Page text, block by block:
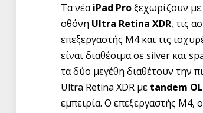
Τα νέαiPad Proξεχωρίζουν με
οθόνη Ultra Retina XDR, τις
επεξεργαστής Μ4 και τις
είναι διαθέσιμα σε silver και
τα δύο μεγέθη διαθέτουν την
Ultra Retina XDR με tandem
εμπειρία. Ο επεξεργαστής M4,